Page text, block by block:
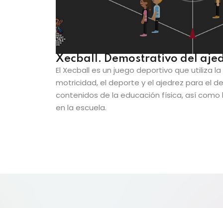
Xecball. Demostrativo del
El Xecball es un juego deportivo que utiliza
motricidad, el deporte y el ajedrez para el
contenidos de la educación física, así
en la escuela.